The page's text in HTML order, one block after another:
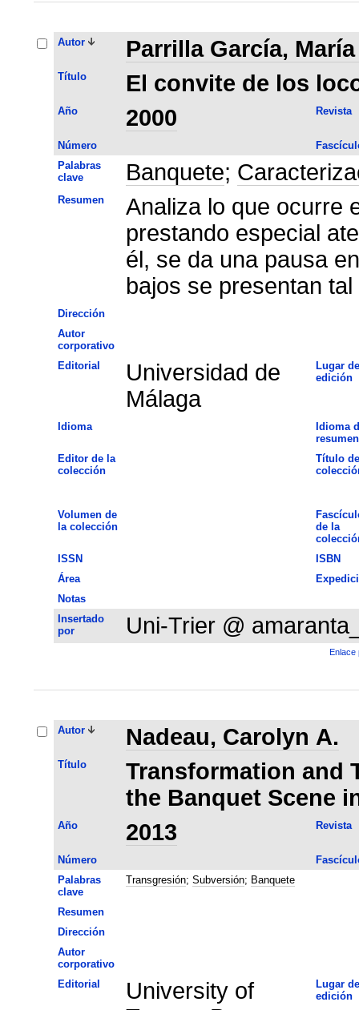
Autor Parrilla García,
Título El convite de los
Año 2000 Revista
Número
Palabras
clave
Banquete;
Resumen
Analiza lo que ocurre
prestando especial
él, se da una pausa
bajos se presentan
Dirección
Autor
corporativo
Editorial
Universidad de
Málaga
Lugar de
edición
Idioma
Idioma
resumen
Editor de la
colección
Título
Volumen de
la colección
de la
ISSN
ISBN
Área
Notas
Insertado
por
Uni-Trier @
Enlace
Autor Nadeau, Carolyn A.
Título
Transformation and
the Banquet Scene
Año 2013 Revista
Número
Palabras
clave
Transgresión; Subversión; Banquete
Resumen
Dirección
Autor
corporativo
Editorial
University of
Lugar de
edición